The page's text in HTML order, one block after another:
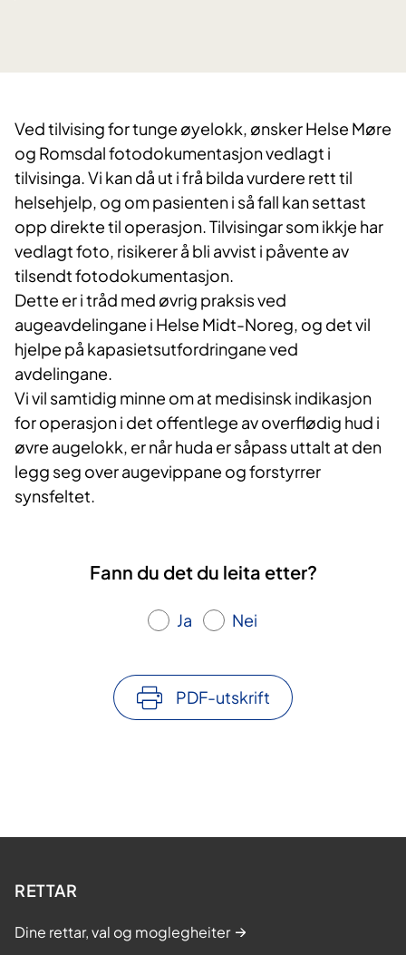
Ved tilvising for tunge øyelokk, ønsker Helse Møre
og Romsdal fotodokumentasjon vedlagt i
tilvisinga. Vi kan då ut i frå bilda vurdere rett til
helsehjelp, og om pasienten i så fall kan settast
opp direkte til operasjon. Tilvisingar som ikkje har
vedlagt foto, risikerer å bli avvist i påvente av
tilsendt fotodokumentasjon.
Dette er i tråd med øvrig praksis ved
augeavdelingane i Helse Midt-Noreg, og det vil
hjelpe på kapasietsutfordringane ved
avdelingane.
Vi vil samtidig minne om at medisinsk indikasjon
for operasjon i det offentlege av overflødig hud i
øvre augelokk, er når huda er såpass uttalt at den
legg seg over augevippane og forstyrrer
synsfeltet.
Fann du det du leita etter?
Ja Nei
PDF-utskrift
RETTAR
Dine rettar, val og moglegheiter